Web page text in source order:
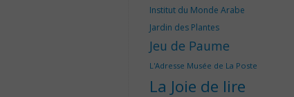
Institut du Monde Arabe
Jardin des Plantes
Jeu de Paume
L'Adresse Musée de La Poste
La Joie de lire